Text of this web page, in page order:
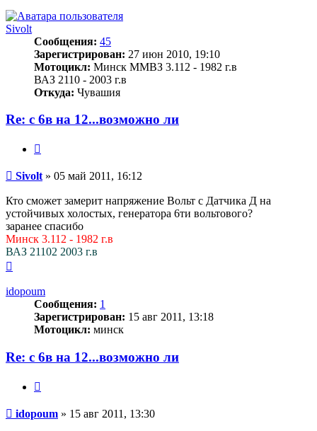
началу
Sivolt
Сообщения: 45
Зарегистрирован: 27 июн 2010, 19:10
Мотоцикл: Минск ММВЗ 3.112 - 1982 г.в
ВАЗ 2110 - 2003 г.в
Откуда: Чувашия
Re: с 6в на 12...возможно ли
Сообщение
Sivolt » 05 май 2011, 16:12
Кто сможет замерит напряжение Вольт с Датчика Д на
устойчивых холостых, генератора 6ти вольтового?
заранее спасибо
Минск 3.112 - 1982 г.в
ВАЗ 21102 2003 г.в
началу
idopoum
Сообщения: 1
Зарегистрирован: 15 авг 2011, 13:18
Мотоцикл: минск
Re: с 6в на 12...возможно ли
Сообщение
idopoum » 15 авг 2011, 13:30